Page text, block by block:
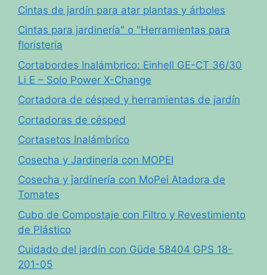
Cintas de jardín para atar plantas y árboles
Cintas para jardinería" o "Herramientas para
floristería
Cortabordes Inalámbrico: Einhell GE-CT 36/30
Li E – Solo Power X-Change
Cortadora de césped y herramientas de jardín
Cortadoras de césped
Cortasetos Inalámbrico
Cosecha y Jardinería con MOPEI
Cosecha y jardinería con MoPei Atadora de
Tomates
Cubo de Compostaje con Filtro y Revestimiento
de Plástico
Cuidado del jardín con Güde 58404 GPS 18-
201-05